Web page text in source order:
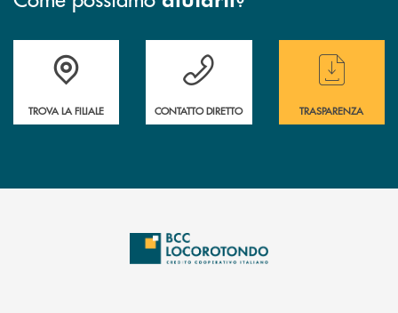
Accedi all' elenco completo delle filiali
TROVA LA FILIALE
Hai bisogno di assistenza immediata ?
CONTATTO DIRETTO
Hai bisogno di
TRASPARENZA